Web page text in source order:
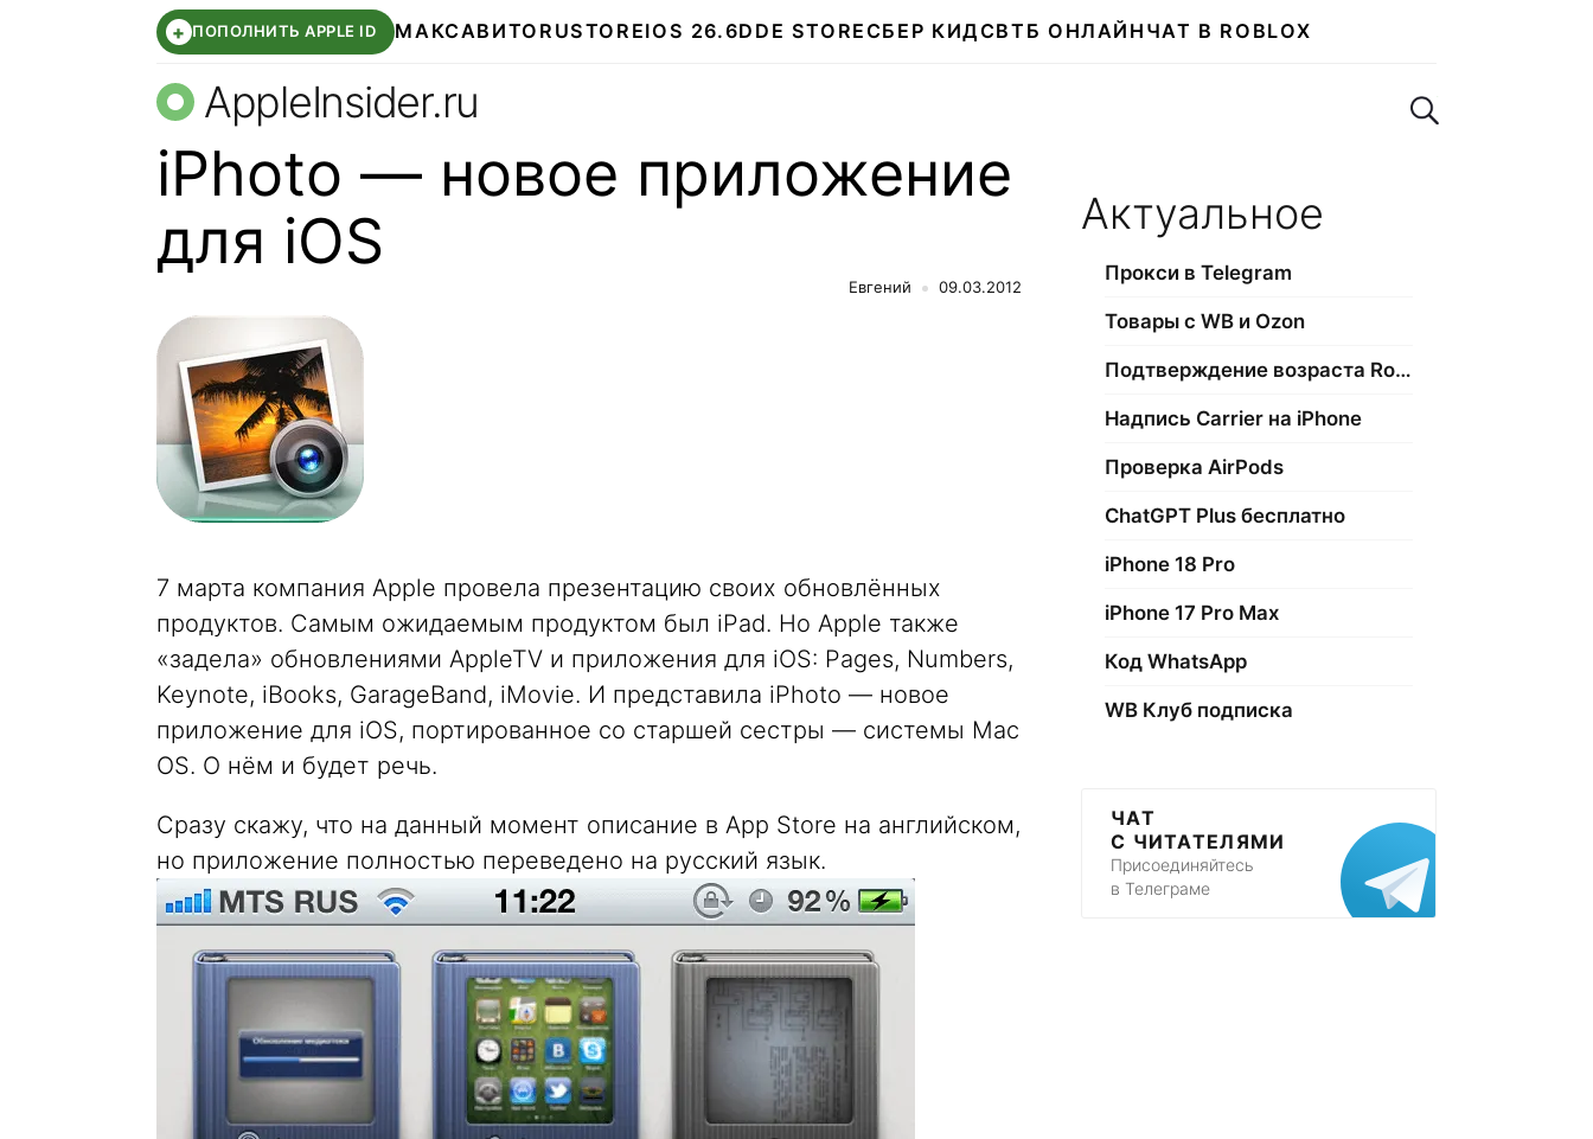
+ ПОПОЛНИТЬ APPLE ID МАКСАВИТО RUSTOREIOS 26.6DDE STORE СБЕР КИДСВТБ ОНЛАЙН ЧАТ В ROBLOX
AppleInsider.ru Поиск по сайту
iPhoto — новое приложение
для iOS
Евгений 09.03.2012
7 марта компания Apple провела презентацию своих обновлённых
продуктов. Самым ожидаемым продуктом был iPad. Но Apple также
«задела» обновлениями AppleTV и приложения для iOS: Pages, Numbers,
Keynote, iBooks, GarageBand, iMovie. И представила iPhoto — новое
приложение для iOS, портированное со старшей сестры — системы Mac
OS. О нём и будет речь.
Сразу скажу, что на данный момент описание в App Store на английском,
но приложение полностью переведено на русский язык.
Актуальное
Прокси в Telegram
Товары с WB и Ozon
Подтверждение возраста Roblox
Надпись Carrier на iPhone
Проверка AirPods
ChatGPT Plus бесплатно
iPhone 18 Pro
iPhone 17 Pro Max
Код WhatsApp
WB Клуб подписка
ЧАТ
С ЧИТАТЕЛЯМИ
Присоединяйтесь
в Телеграме